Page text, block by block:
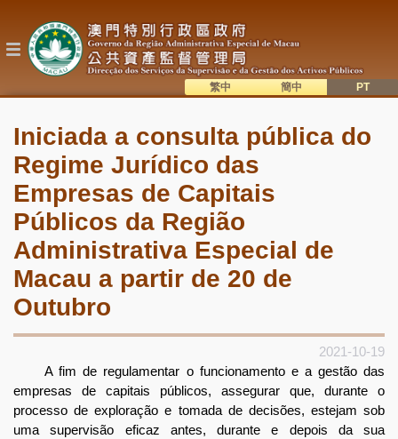
o
conteúdo
Iniciada a consulta pública do
Regime Jurídico das
Empresas de Capitais
Públicos da Região
Administrativa Especial de
Macau a partir de 20 de
Outubro
2021-10-19
A fim de regulamentar o funcionamento e a gestão das
empresas de capitais públicos, assegurar que, durante o
processo de exploração e tomada de decisões, estejam sob
uma supervisão eficaz antes, durante e depois da sua